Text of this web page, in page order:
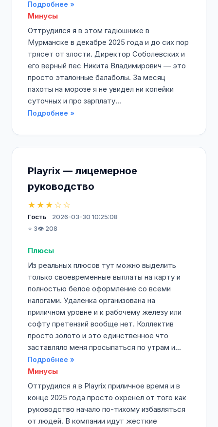
Подробнее »
Минусы
Оттрудился я в этом гадюшнике в
Мурманске в декабре 2025 года и до сих пор
трясет от злости. Директор Соболевских и
его верный пес Никита Владимирович — это
просто эталонные балаболы. За месяц
пахоты на морозе я не увидел ни копейки
суточных и про зарплату...
Подробнее »
Playrix — лицемерное
руководство
★★★☆☆
Гость
2026-03-30 10:25:08
⭐ 3👁️ 208
Плюсы
Из реальных плюсов тут можно выделить
только своевременные выплаты на карту и
полностью белое оформление со всеми
налогами. Удаленка организована на
приличном уровне и к рабочему железу или
софту претензий вообще нет. Коллектив
просто золото и это единственное что
заставляло меня просыпаться по утрам и...
Подробнее »
Минусы
Оттрудился я в Playrix приличное время и в
конце 2025 года просто охренел от того как
руководство начало по-тихому избавляться
от людей. В компании идут жесткие